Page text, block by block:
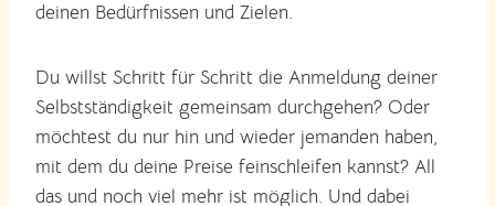
deinen Bedürfnissen und Zielen.
Du willst Schritt für Schritt die Anmeldung deiner
Selbstständigkeit gemeinsam durchgehen? Oder
möchtest du nur hin und wieder jemanden haben,
mit dem du deine Preise feinschleifen kannst? All
das und noch viel mehr ist möglich. Und dabei